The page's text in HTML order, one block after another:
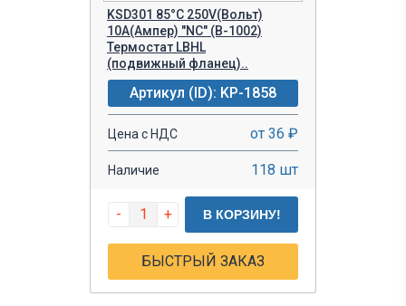
KSD301 85°C 250V(Вольт)
10A(Ампер) "NC" (B-1002)
Термостат LBHL
(подвижный фланец)..
Артикул (ID): KP-1858
Цена с НДС от 36 ₽
Наличие 118 шт
- + В КОРЗИНУ!
БЫСТРЫЙ ЗАКАЗ